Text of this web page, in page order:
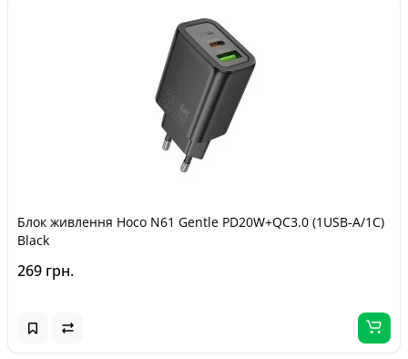
Блок живлення Hoco N61 Gentle PD20W+QC3.0 (1USB-A/1C)
Black
269 грн.